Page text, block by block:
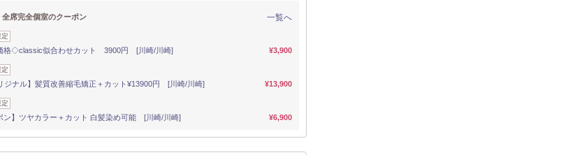
席完全個室のクーポン 一覧へ
格◇classic似合わせカット 3900円 [川崎/川崎] ¥3,900
ジナル】髪質改善縮毛矯正＋カット¥13900円 [川崎/川崎] ¥13,900
ン】ツヤカラー＋カット 白髪染め可能 [川崎/川崎] ¥6,900